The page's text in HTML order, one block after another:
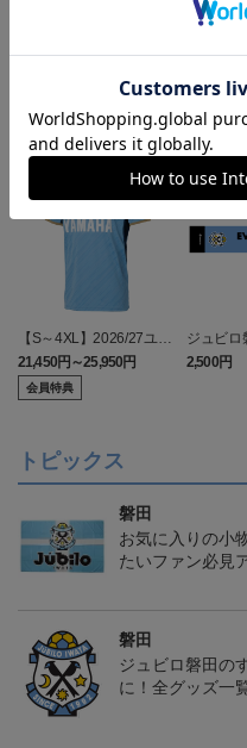
ランキング
【S～4XL】2026/27ユニ
フォーム オーセンティッ
クモデル:FP1st
21,450円～25,950円
会員特典
NEW
ジュビ
ス タオル
2,500円
トピックス
磐田
お気に入りの小
たいファン必見
磐田
ジュビロ磐田の
に！全グッズ一